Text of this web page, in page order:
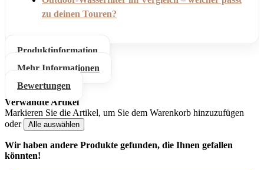
zu deinen Touren?
Produktinformation
Mehr Informationen
Bewertungen
Verwandte Artikel
Markieren Sie die Artikel, um Sie dem Warenkorb hinzuzufügen
oder
Alle auswählen
Wir haben andere Produkte gefunden, die Ihnen gefallen
könnten!